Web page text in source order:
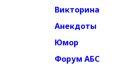
Викторина
Анекдоты
Юмор
Форум АБС